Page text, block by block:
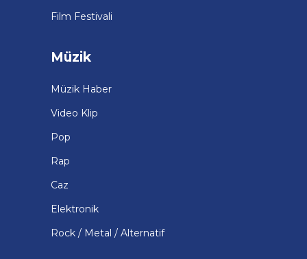
Film Festivali
Müzik
Müzik Haber
Video Klip
Pop
Rap
Caz
Elektronik
Rock / Metal / Alternatif